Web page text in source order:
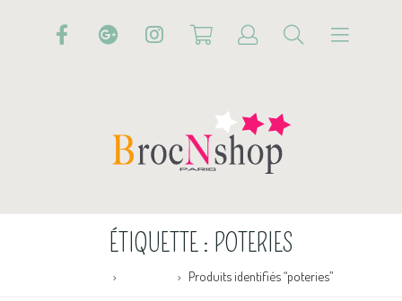
ÉTIQUETTE : POTERIES
Produits identifiés “poteries”